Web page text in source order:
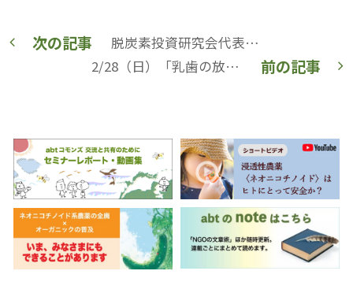
次の記事 脱炭素投資研究会代表・塚本悠平さん、朝日新聞「ひと」欄に【脱炭素投資研究会】
前の記事
2/28（日）「乳歯の放射能をはかる」オンラインイベント開催 「ストロンチウム90とは」、「なぜ乳歯をはかるのか」など解説します【乳歯保存ネットワーク】